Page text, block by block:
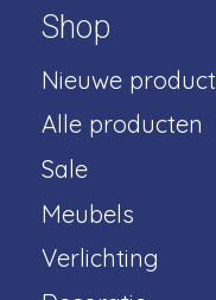
Shop
Nieuwe
Alle producten
Sale
Meubels
Verlichting